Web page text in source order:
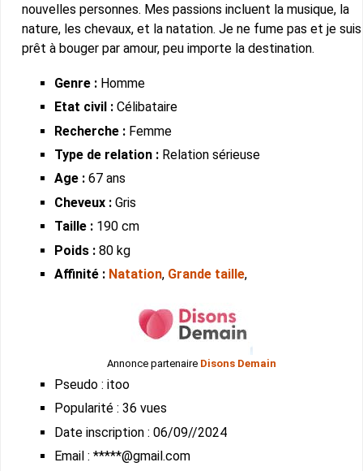
nouvelles personnes. Mes passions incluent la musique, la
nature, les chevaux, et la natation. Je ne fume pas et je suis
prêt à bouger par amour, peu importe la destination.
Genre : Homme
Etat civil : Célibataire
Recherche : Femme
Type de relation : Relation sérieuse
Age : 67 ans
Cheveux : Gris
Taille : 190 cm
Poids : 80 kg
Affinité : Natation, Grande taille,
Annonce partenaire Disons Demain
Pseudo : itoo
Popularité : 36 vues
Date inscription : 06/09//2024
Email : *****@gmail.com